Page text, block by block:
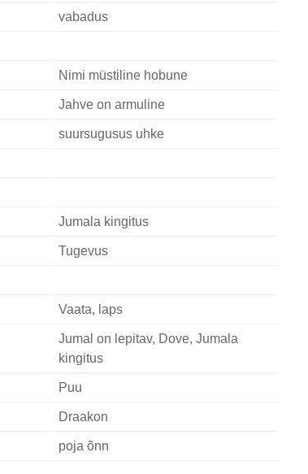
vabadus
Nimi müstiline hobune
Jahve on armuline
suursugusus uhke
Jumala kingitus
Tugevus
Vaata, laps
Jumal on lepitav, Dove, Jumala
kingitus
Puu
Draakon
poja õnn